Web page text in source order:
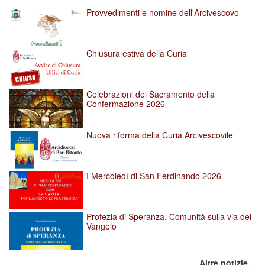
l'immagine
alle
dimensioni
originali…
Provvedimenti e nomine dell'Arcivescovo
Chiusura estiva della Curia
Celebrazioni del Sacramento della
Confermazione 2026
Nuova riforma della Curia Arcivescovile
I Mercoledì di San Ferdinando 2026
Profezia di Speranza. Comunità sulla via del
Vangelo
Altre notizie…